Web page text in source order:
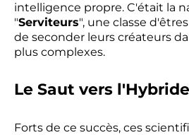
intelligence propre. C'était la
"Serviteurs", une classe
de seconder leurs créateurs
plus complexes.
Le Saut vers
Forts de ce succès, ces